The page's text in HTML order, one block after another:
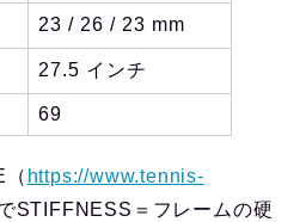
23 / 26 / 23 mm
27.5 インチ
69
（ https://www.tennis-
STIFFNESS＝フレームの硬